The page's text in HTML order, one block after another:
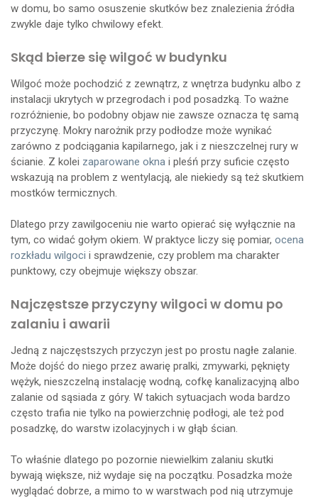
w domu, bo samo osuszenie skutków bez znalezienia źródła
zwykle daje tylko chwilowy efekt.
Skąd bierze się wilgoć w budynku
Wilgoć może pochodzić z zewnątrz, z wnętrza budynku albo z
instalacji ukrytych w przegrodach i pod posadzką. To ważne
rozróżnienie, bo podobny objaw nie zawsze oznacza tę samą
przyczynę. Mokry narożnik przy podłodze może wynikać
zarówno z podciągania kapilarnego, jak i z nieszczelnej rury w
ścianie. Z kolei zaparowane okna i pleśń przy suficie często
wskazują na problem z wentylacją, ale niekiedy są też skutkiem
mostków termicznych.
Dlatego przy zawilgoceniu nie warto opierać się wyłącznie na
tym, co widać gołym okiem. W praktyce liczy się pomiar, ocena
rozkładu wilgoci i sprawdzenie, czy problem ma charakter
punktowy, czy obejmuje większy obszar.
Najczęstsze przyczyny wilgoci w domu po
zalaniu i awarii
Jedną z najczęstszych przyczyn jest po prostu nagłe zalanie.
Może dojść do niego przez awarię pralki, zmywarki, pęknięty
wężyk, nieszczelną instalację wodną, cofkę kanalizacyjną albo
zalanie od sąsiada z góry. W takich sytuacjach woda bardzo
często trafia nie tylko na powierzchnię podłogi, ale też pod
posadzkę, do warstw izolacyjnych i w głąb ścian.
To właśnie dlatego po pozornie niewielkim zalaniu skutki
bywają większe, niż wydaje się na początku. Posadzka może
wyglądać dobrze, a mimo to w warstwach pod nią utrzymuje